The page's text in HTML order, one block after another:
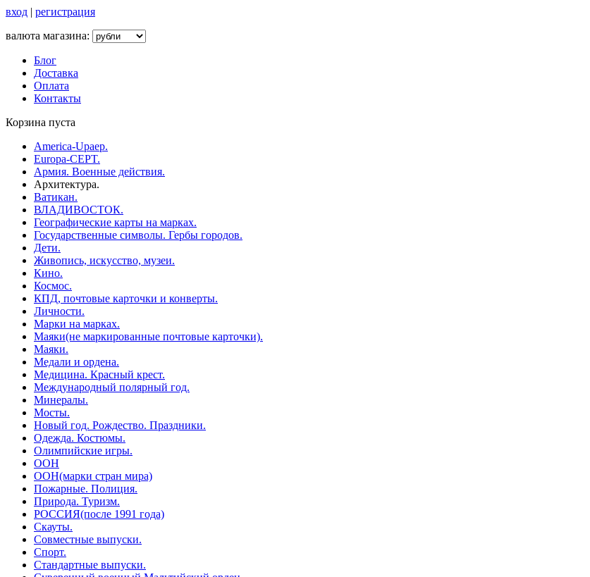
вход | регистрация
валюта магазина:
Блог
Доставка
Оплата
Контакты
Корзина пуста
America-Upaep.
Europa-CEPT.
Армия. Военные действия.
Архитектура.
Ватикан.
ВЛАДИВОСТОК.
Географические карты на марках.
Государственные символы. Гербы городов.
Дети.
Живопись, искусство, музеи.
Кино.
Космос.
КПД, почтовые карточки и конверты.
Личности.
Марки на марках.
Маяки(не маркированные почтовые карточки).
Маяки.
Медали и ордена.
Медицина. Красный крест.
Международный полярный год.
Минералы.
Мосты.
Новый год. Рождество. Праздники.
Одежда. Костюмы.
Олимпийские игры.
ООН
ООН(марки стран мира)
Пожарные. Полиция.
Природа. Туризм.
РОССИЯ(после 1991 года)
Скауты.
Совместные выпуски.
Спорт.
Стандартные выпуски.